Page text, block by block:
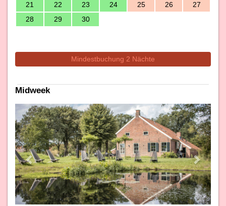
21
22 23 24 25 26
27
28
29 30
Mindestbuchung 2 Nächte
Midweek
Previous Next